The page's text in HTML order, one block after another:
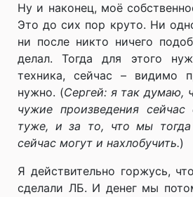
Ну и наконец, моё
Это до сих пор круто. Ни
ни после никто ничего
делал. Тогда для этого
техника, сейчас – видимо
нужно. (Сергей: я так думаю,
чужие произведения сейчас
туже, и за то, что мы тогда
сейчас могут и нахлобучить.)
Я действительно горжусь,
сделали ЛБ. И денег мы